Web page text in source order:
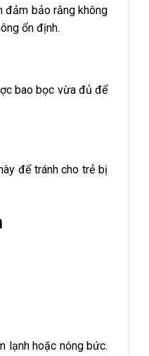
đảm bảo rằng không
ổn định.
bao bọc vừa đủ để
để tránh cho trẻ bị
lạnh hoặc nóng bức.